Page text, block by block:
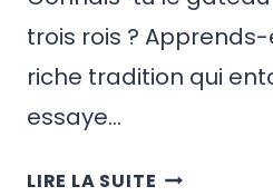
trois rois ?
riche tradition qui
essaye…
LIRE LA SUITE RECETTE